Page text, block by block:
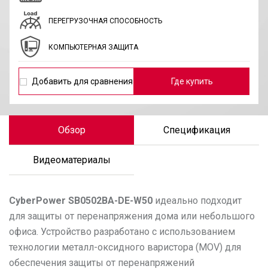
ПЕРЕГРУЗОЧНАЯ СПОСОБНОСТЬ
КОМПЬЮТЕРНАЯ ЗАЩИТА
Добавить для сравнения Где купить
Обзор Спецификация
Видеоматериалы
CyberPower SB0502BA-DE-W50 идеально подходит
для защиты от перенапряжения дома или небольшого
офиса. Устройство разработано с использованием
технологии металл-оксидного варистора (MOV) для
обеспечения защиты от перенапряжений